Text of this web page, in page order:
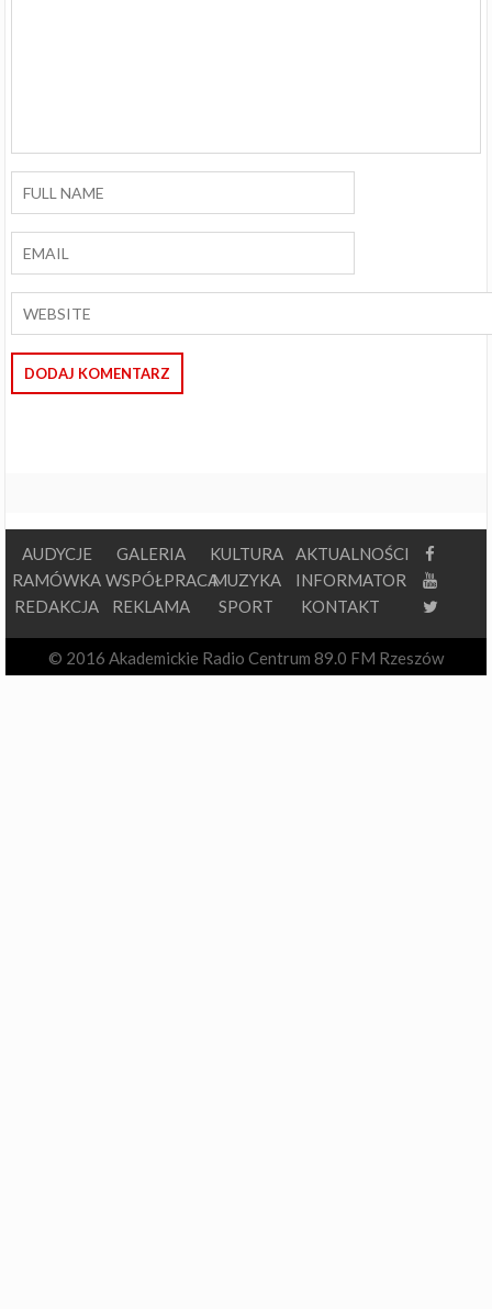
AUDYCJE
RAMÓWKA
REDAKCJA
GALERIA
WSPÓŁPRACA
REKLAMA
KULTURA
MUZYKA
SPORT
AKTUALNOŚCI
INFORMATOR
KONTAKT
© 2016 Akademickie Radio Centrum 89.0 FM Rzeszów